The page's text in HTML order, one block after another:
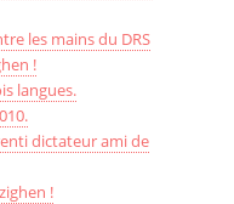
les mains du DRS
!
langues.
dictateur ami de
!